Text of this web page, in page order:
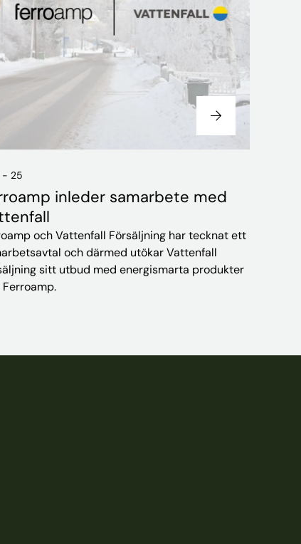
- 25
inleder samarbete med
och Vattenfall Försäljning har tecknat ett
och därmed utökar Vattenfall
sitt utbud med energismarta produkter